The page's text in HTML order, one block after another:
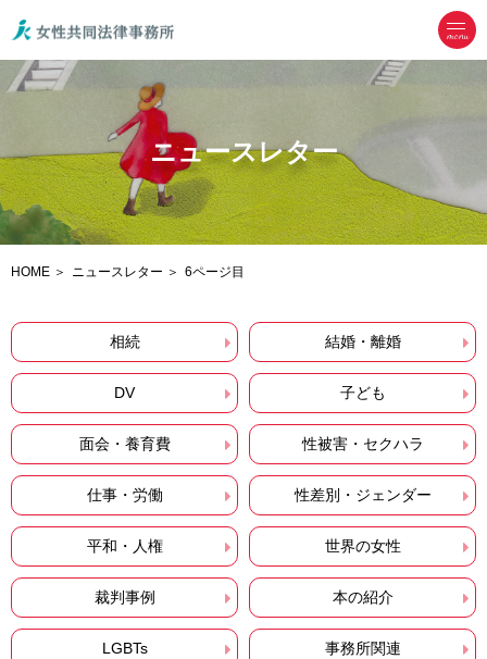
menu
ニュースレター
HOME ニュースレター 6ページ目
相続 結婚・離婚
DV 子ども
面会・養育費 性被害・セクハラ
仕事・労働 性差別・ジェンダー
平和・人権 世界の女性
裁判事例 本の紹介
LGBTs 事務所関連